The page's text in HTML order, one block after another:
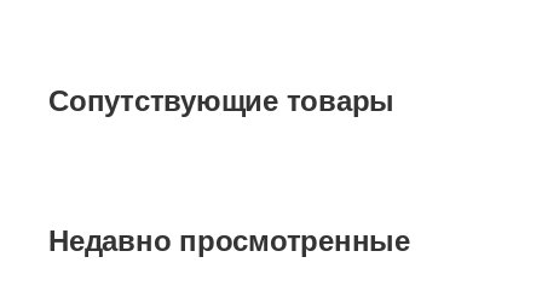
Сопутствующие товары
Недавно просмотренные